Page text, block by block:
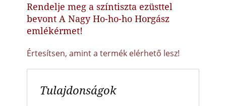
Rendelje meg a színtiszta ezüsttel
bevont A Nagy Ho-ho-ho Horgász
emlékérmet!
Értesítsen, amint a termék elérhető lesz!
Tulajdonságok